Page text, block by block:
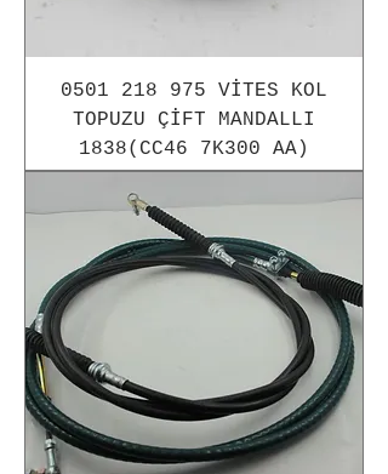
0501 218 975 VİTES KOL
TOPUZU ÇİFT MANDALLI
1838(CC46 7K300 AA)